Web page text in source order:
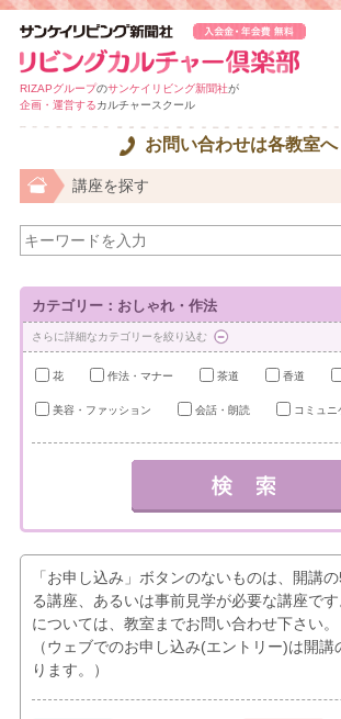
RIZAPグループのサンケイリビング新聞社が
企画・運営するカルチャースクール
お問い合わせは各教室へ
講座を探す
カテゴリー：おしゃれ・作法
さらに詳細なカテゴリーを絞り込む
花 作法・マナー 茶道 香道
美容・ファッション 会話・朗読 コミュニ
「お申し込み」ボタンのないものは、開講
る講座、あるいは事前見学が必要な講座で
については、教室までお問い合わせ下さい。
（ウェブでのお申し込み(エントリー)は開
ります。）